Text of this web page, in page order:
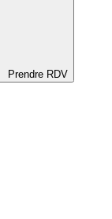
Prendre RDV